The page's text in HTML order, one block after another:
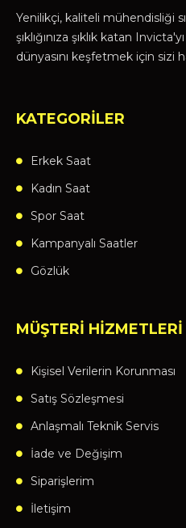
Yenilikçi, kaliteli mühendisliği
şıklığınıza şıklık katan
dünyasını keşfetmek için sizi
KATEGORİLER
Erkek Saat
Kadın Saat
Spor Saat
Kampanyalı Saatler
Gözlük
MÜŞTERİ HİZMETLERİ
Kişisel Verilerin Korunması
Satış Sözleşmesi
Anlaşmalı Teknik Servis
İade ve Değişim
Siparişlerim
İletişim